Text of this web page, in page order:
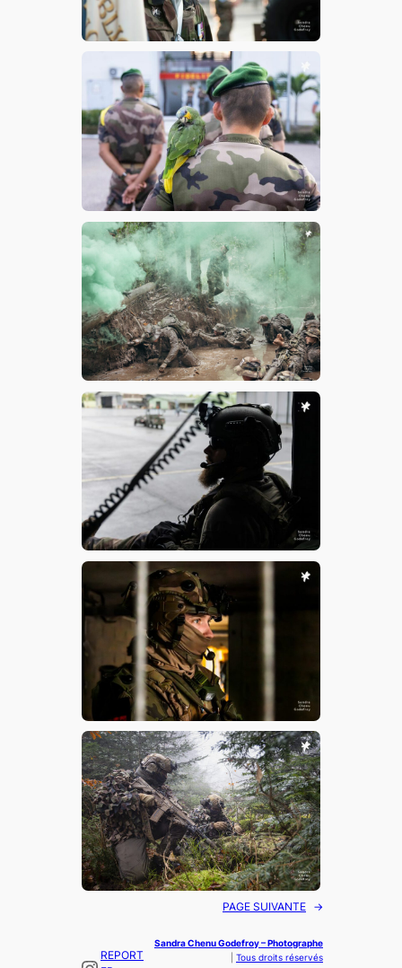
PAGE SUIVANTE →
REPORT
Sandra Chenu Godefroy – Photographe
Tous droits réservés